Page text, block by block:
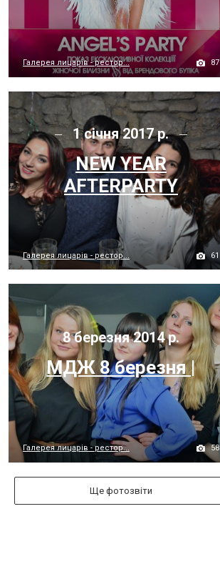
Галерея лицарів - рестор... 87
1 січня 2017 р.
NEW YEAR
AFTERPARTY
Галерея лицарів - рестор... 61
8 березня 2014 р.
МДЖ 8 березня |
Галерея лицарів - рестор... 58
Ще фотозвіти